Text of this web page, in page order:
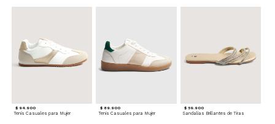
$ 94.900
Tenis Casuales para Mujer
$ 89.900
Tenis Casuales para Mujer
$ 59.900
Sandalias Brillantes de Tiras